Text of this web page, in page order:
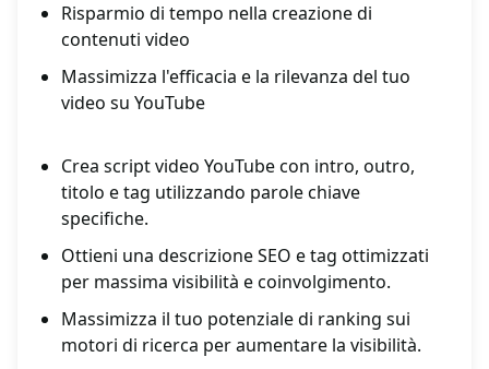
Risparmio di tempo nella creazione di
contenuti video
Massimizza l'efficacia e la rilevanza del tuo
video su YouTube
Crea script video YouTube con intro, outro,
titolo e tag utilizzando parole chiave
specifiche.
Ottieni una descrizione SEO e tag ottimizzati
per massima visibilità e coinvolgimento.
Massimizza il tuo potenziale di ranking sui
motori di ricerca per aumentare la visibilità.